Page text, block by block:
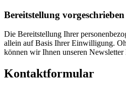
Bereitstellung
Die Bereitstellung Ihrer
allein auf Basis Ihrer Einwilligung.
können wir Ihnen unseren Newsletter
Kontaktformular